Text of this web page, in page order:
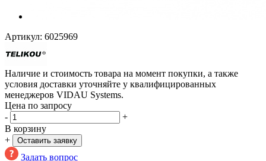
Артикул: 6025969
Наличие и стоимость товара на момент покупки, а также
условия доставки уточняйте у квалифицированных
менеджеров VIDAU Systems.
Цена по запросу
-
+
В корзину
+
Оставить заявку
Задать вопрос